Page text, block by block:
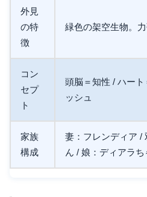
外見
の特
徴
緑色の架空生物。
コン
セプ
ト
頭脳＝知性 / ハー
ッシュ
家族
構成
妻：フレンディア /
ん / 娘：ディアラち